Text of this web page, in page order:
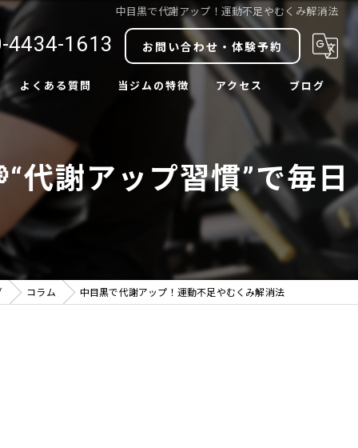
中目黒で代謝アップ！運動不足やむくみ解消法
4434-1613 お問い合わせ・体験予約
よくある質問 当ジムの特徴
ボディメイク
中目黒駅近
アクセス ブログ
コラム
代謝アップ習慣”で毎日
コラム 中目黒で代謝アップ！運動不足やむくみ解消法